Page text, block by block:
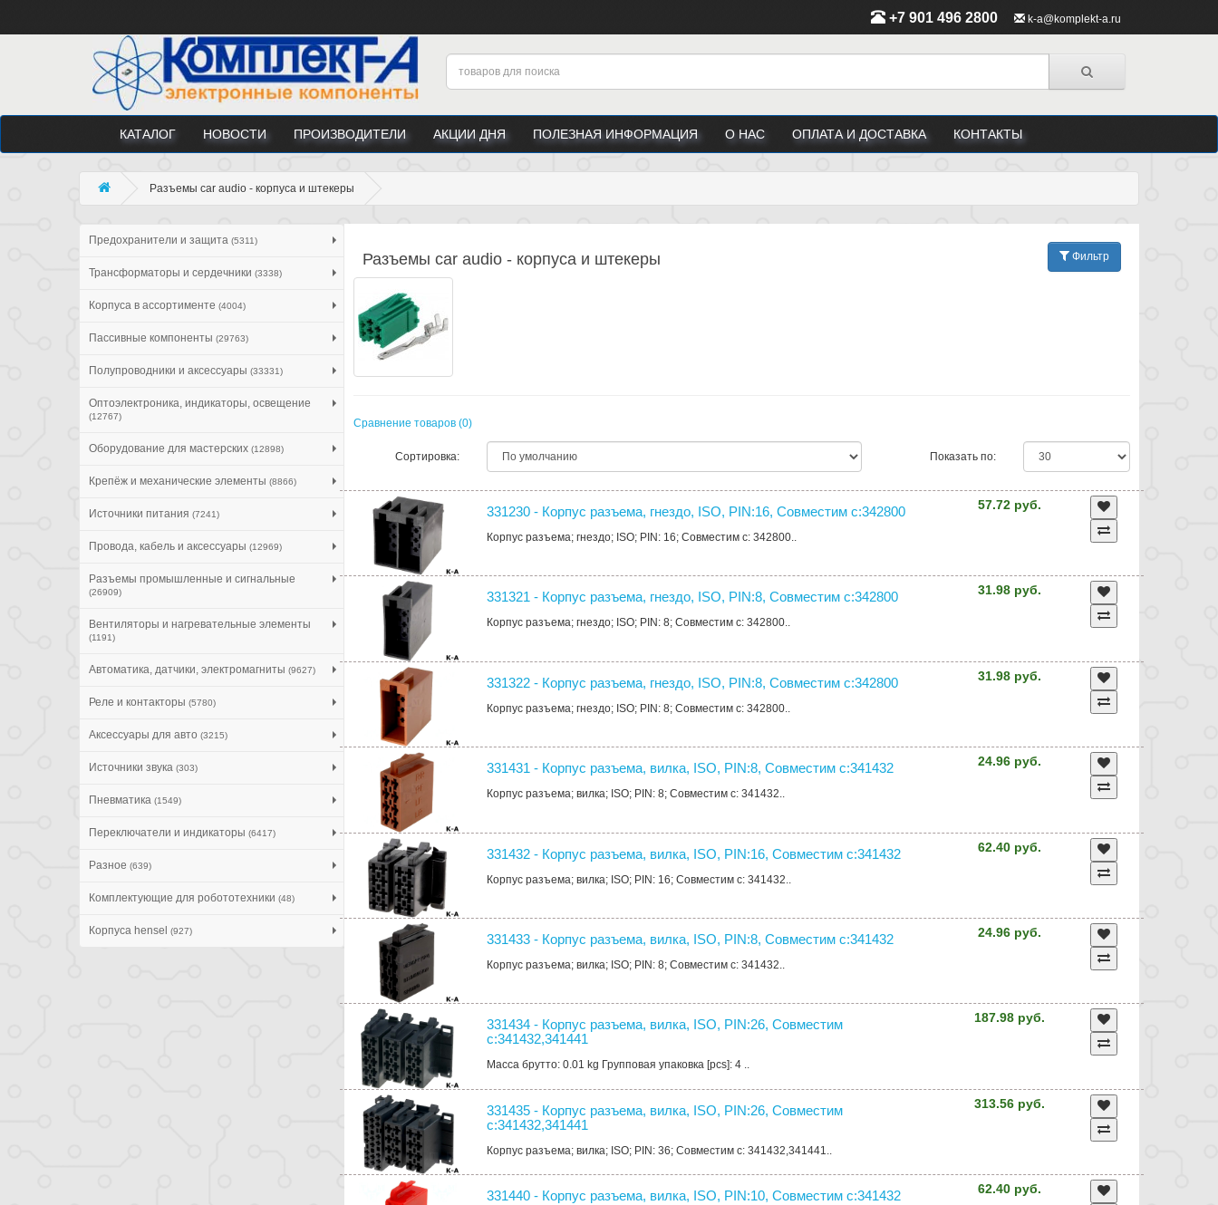
+7 901 496 2800 k-a@komplekt-a.ru
КАТАЛОГ НОВОСТИ ПРОИЗВОДИТЕЛИ АКЦИИ ДНЯ ПОЛЕЗНАЯ ИНФОРМАЦИЯ О НАС ОПЛАТА И ДОСТАВКА КОНТАКТЫ
Разъемы car audio - корпуса и штекеры
Предохранители и защита (5311)
Трансформаторы и сердечники (3338)
Корпуса в ассортименте (4004)
Пассивные компоненты (29763)
Полупроводники и аксессуары (33331)
Оптоэлектроника, индикаторы, освещение
(12767)
Оборудование для мастерских (12898)
Крепёж и механические элементы (8866)
Источники питания (7241)
Провода, кабель и аксессуары (12969)
Разъемы промышленные и сигнальные
(26909)
Вентиляторы и нагревательные элементы
(1191)
Автоматика, датчики, электромагниты (9627)
Реле и контакторы (5780)
Аксессуары для авто (3215)
Источники звука (303)
Пневматика (1549)
Переключатели и индикаторы (6417)
Разное (639)
Комплектующие для робототехники (48)
Корпуса hensel (927)
Фильтр
Разъемы car audio - корпуса и штекеры
Сравнение товаров (0)
Сортировка: Показать по:
331230 - Корпус разъема, гнездо, ISO, PIN:16, Совместим с:342800
Корпус разъема; гнездо; ISO; PIN: 16; Совместим с: 342800..
57.72 руб.
331321 - Корпус разъема, гнездо, ISO, PIN:8, Совместим с:342800
Корпус разъема; гнездо; ISO; PIN: 8; Совместим с: 342800..
31.98 руб.
331322 - Корпус разъема, гнездо, ISO, PIN:8, Совместим с:342800
Корпус разъема; гнездо; ISO; PIN: 8; Совместим с: 342800..
31.98 руб.
331431 - Корпус разъема, вилка, ISO, PIN:8, Совместим с:341432
Корпус разъема; вилка; ISO; PIN: 8; Совместим с: 341432..
24.96 руб.
331432 - Корпус разъема, вилка, ISO, PIN:16, Совместим с:341432
Корпус разъема; вилка; ISO; PIN: 16; Совместим с: 341432..
62.40 руб.
331433 - Корпус разъема, вилка, ISO, PIN:8, Совместим с:341432
Корпус разъема; вилка; ISO; PIN: 8; Совместим с: 341432..
24.96 руб.
331434 - Корпус разъема, вилка, ISO, PIN:26, Совместим
с:341432,341441
Масса брутто: 0.01 kg Групповая упаковка [pcs]: 4 ..
187.98 руб.
331435 - Корпус разъема, вилка, ISO, PIN:26, Совместим
с:341432,341441
Корпус разъема; вилка; ISO; PIN: 36; Совместим с: 341432,341441..
313.56 руб.
331440 - Корпус разъема, вилка, ISO, PIN:10, Совместим с:341432 62.40 руб.